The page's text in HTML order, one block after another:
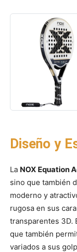
Diseño y
La NOX Equation
sino que también
moderno y
rugosa en sus
transparentes 3D.
que también
variados a sus